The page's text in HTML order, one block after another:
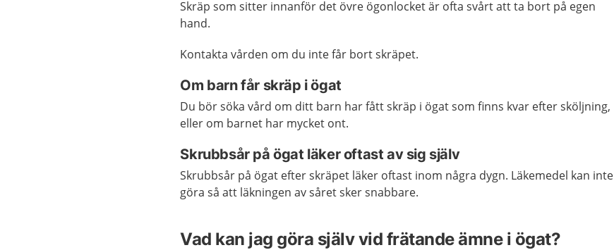
Skräp som sitter innanför det övre ögonlocket är ofta svårt att ta bort på egen
hand.
Kontakta vården om du inte får bort skräpet.
Om barn får skräp i ögat
Du bör söka vård om ditt barn har fått skräp i ögat som finns kvar efter sköljning,
eller om barnet har mycket ont.
Skrubbsår på ögat läker oftast av sig själv
Skrubbsår på ögat efter skräpet läker oftast inom några dygn. Läkemedel kan inte
göra så att läkningen av såret sker snabbare.
Vad kan jag göra själv vid frätande ämne i ögat?